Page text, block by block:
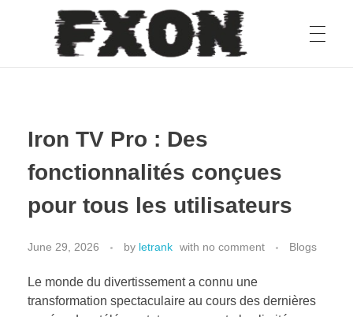
fxon
Iron TV Pro : Des
fonctionnalités conçues
pour tous les utilisateurs
June 29, 2026 by letrank with no comment Blogs
Le monde du divertissement a connu une
transformation spectaculaire au cours des dernières